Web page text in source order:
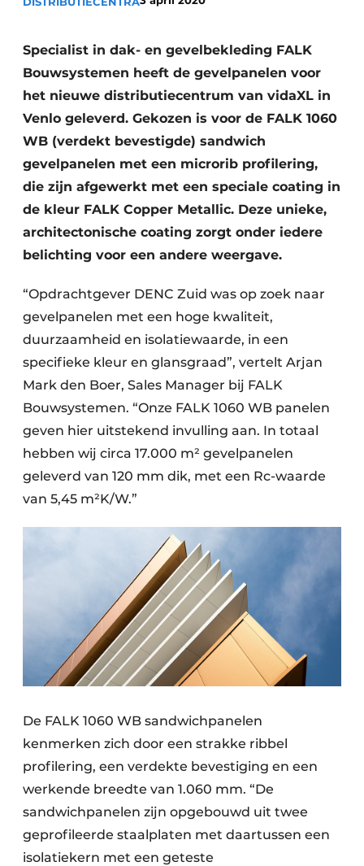
story
metadata
Vacature aanmelden
Vacatures
Video’s
Specialist in dak- en gevelbekleding FALK
Bouwsystemen heeft de gevelpanelen voor
het nieuwe distributiecentrum van vidaXL in
Venlo geleverd. Gekozen is voor de FALK 1060
WB (verdekt bevestigde) sandwich
gevelpanelen met een microrib profilering,
die zijn afgewerkt met een speciale coating in
de kleur FALK Copper Metallic. Deze unieke,
architectonische coating zorgt onder iedere
belichting voor een andere weergave.
“Opdrachtgever DENC Zuid was op zoek naar
gevelpanelen met een hoge kwaliteit,
duurzaamheid en isolatiewaarde, in een
specifieke kleur en glansgraad”, vertelt Arjan
Mark den Boer, Sales Manager bij FALK
Bouwsystemen. “Onze FALK 1060 WB panelen
geven hier uitstekend invulling aan. In totaal
hebben wij circa 17.000 m² gevelpanelen
geleverd van 120 mm dik, met een Rc-waarde
van 5,45 m²K/W.”
De FALK 1060 WB sandwichpanelen
kenmerken zich door een strakke ribbel
profilering, een verdekte bevestiging en een
werkende breedte van 1.060 mm. “De
sandwichpanelen zijn opgebouwd uit twee
geprofileerde staalplaten met daartussen een
isolatiekern met een geteste